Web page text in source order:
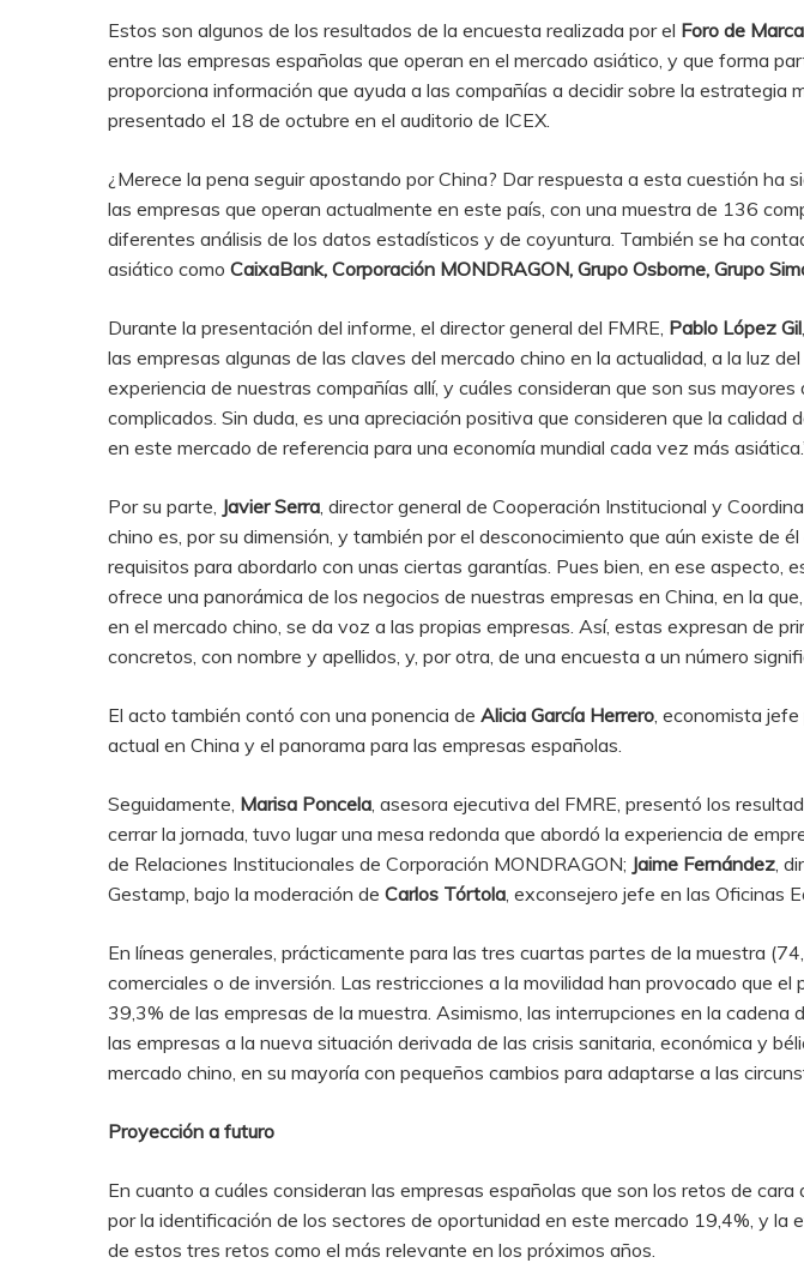
Estos son algunos de los resultados de la encuesta realizada por el Foro de
entre las empresas españolas que operan en el mercado asiático, y que forma
proporciona información que ayuda a las compañías a decidir sobre la
presentado el 18 de octubre en el auditorio de ICEX.
¿Merece la pena seguir apostando por China? Dar respuesta a esta cuestión ha
las empresas que operan actualmente en este país, con una muestra de 136
diferentes análisis de los datos estadísticos y de coyuntura. También se ha
asiático comoCaixaBank, Corporación MONDRAGON, Grupo Osborne, Grupo
Durante la presentación del informe, el director general del FMRE, Pablo López Gil
las empresas algunas de las claves del mercado chino en la actualidad, a la luz
experiencia de nuestras compañías allí, y cuáles consideran que son sus
complicados. Sin duda, es una apreciación positiva que consideren que la
en este mercado de referencia para una economía mundial cada vez más
Por su parte, Javier Serra, director general de Cooperación Institucional y
chino es, por su dimensión, y también por el desconocimiento que aún existe de
requisitos para abordarlo con unas ciertas garantías. Pues bien, en ese
ofrece una panorámica de los negocios de nuestras empresas en China, en la
en el mercado chino, se da voz a las propias empresas. Así, estas expresan de
concretos, con nombre y apellidos, y, por otra, de una encuesta a un número
El acto también contó con una ponencia deAlicia García Herrero, economista
actual en China y el panorama para las empresas españolas.
Seguidamente, Marisa Poncela, asesora ejecutiva del FMRE, presentó los
cerrar la jornada, tuvo lugar una mesa redonda que abordó la experiencia de
de Relaciones Institucionales de Corporación MONDRAGON; Jaime Fernández,
Gestamp, bajo la moderación de Carlos Tórtola, exconsejero jefe en las Oficinas
En líneas generales, prácticamente para las tres cuartas partes de la muestra
comerciales o de inversión. Las restricciones a la movilidad han provocado que
39,3% de las empresas de la muestra. Asimismo, las interrupciones en la
las empresas a la nueva situación derivada de las crisis sanitaria, económica y
mercado chino, en su mayoría con pequeños cambios para adaptarse a las
Proyección a futuro
En cuanto a cuáles consideran las empresas españolas que son los retos de
por la identificación de los sectores de oportunidad en este mercado 19,4%, y la
de estos tres retos como el más relevante en los próximos años.